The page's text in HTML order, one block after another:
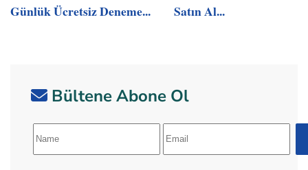
Günlük Ücretsiz Deneme...
Satın Al...
Bültene Abone Ol